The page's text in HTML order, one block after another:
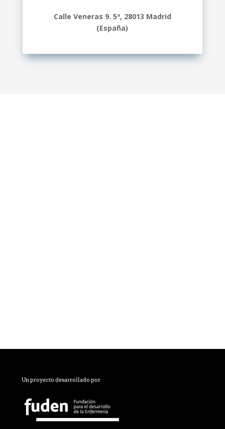
Calle Veneras 9. 5ª, 28013 Madrid
(España)
Un proyecto desarrollado por